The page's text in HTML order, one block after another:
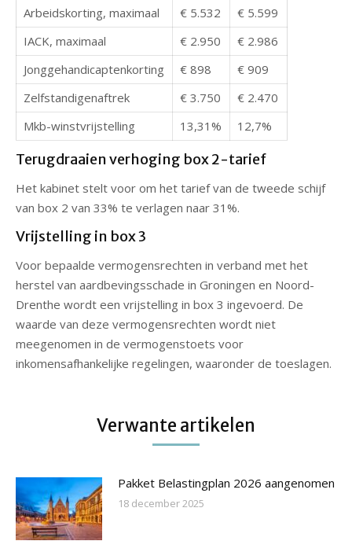
Arbeidskorting, maximaal € 5.532
€ 5.599
IACK, maximaal
€ 2.950
€ 2.986
Jonggehandicaptenkorting
€ 898
€ 909
Zelfstandigenaftrek
€ 3.750
€ 2.470
Mkb-winstvrijstelling
13,31% 12,7%
Terugdraaien verhoging box 2-tarief
Het kabinet stelt voor om het tarief van de tweede schijf
van box 2 van 33% te verlagen naar 31%.
Vrijstelling in box 3
Voor bepaalde vermogensrechten in verband met het
herstel van aardbevingsschade in Groningen en Noord-
Drenthe wordt een vrijstelling in box 3 ingevoerd. De
waarde van deze vermogensrechten wordt niet
meegenomen in de vermogenstoets voor
inkomensafhankelijke regelingen, waaronder de toeslagen.
Verwante artikelen
Pakket Belastingplan 2026 aangenomen
18 december 2025